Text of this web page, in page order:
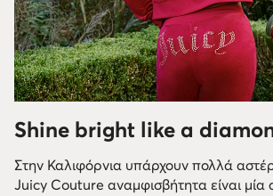
Shine bright like a
Στην Καλιφόρνια υπάρχουν πολλά
Juicy Couture αναμφισβήτητα είναι μία